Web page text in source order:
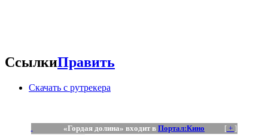
СсылкиПравить
Скачать с рутрекера
[+ ]
«Гордая долина» входит в Портал:Кино